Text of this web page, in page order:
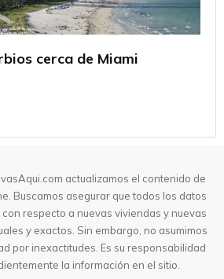
cerca de Miami
actualizamos el contenido de
Buscamos asegurar que todos los datos
respecto a nuevas viviendas y nuevas
y exactos. Sin embargo, no asumimos
por inexactitudes. Es su responsabilidad
la información en el sitio.